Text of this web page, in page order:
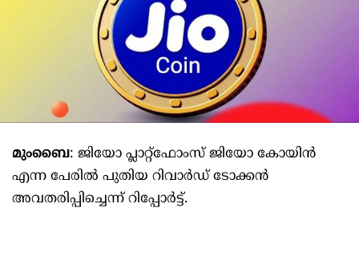
മുംബൈ: ജിയോ പ്ലാറ്റ്ഫോംസ് ജിയോ കോയിൻ
എന്ന പേരിൽ പുതിയ റിവാർഡ് ടോക്കൻ
അവതരിപ്പിച്ചെന്ന് റിപ്പോർട്ട്.